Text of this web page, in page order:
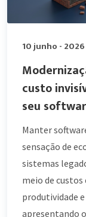
10 junho - 2026
custo
seu
Manter
sensação de
sistemas
meio de
produtividade
apresentando